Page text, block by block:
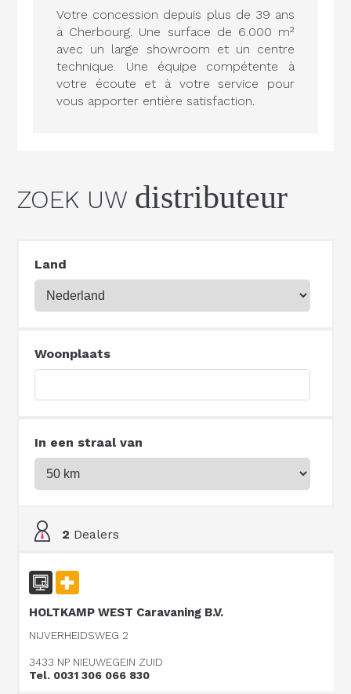
Votre concession depuis plus de 39 ans
à Cherbourg. Une surface de 6.000 m²
avec un large showroom et un centre
technique. Une équipe compétente à
votre écoute et à votre service pour
vous apporter entière satisfaction.
ZOEK UW distributeur
Land
Woonplaats
In een straal van
2 Dealers
HOLTKAMP WEST Caravaning B.V.
NIJVERHEIDSWEG 2
3433 NP NIEUWEGEIN ZUID
Tel. 0031 306 066 830